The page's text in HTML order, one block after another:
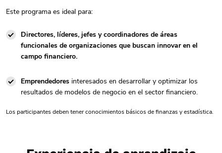
Este programa es ideal para:
Directores, líderes, jefes y coordinadores de áreas
funcionales de organizaciones que buscan innovar en el
campo financiero.
Emprendedores interesados en desarrollar y optimizar los
resultados de modelos de negocio en el sector financiero.
Los participantes deben tener conocimientos básicos de finanzas y estadística.